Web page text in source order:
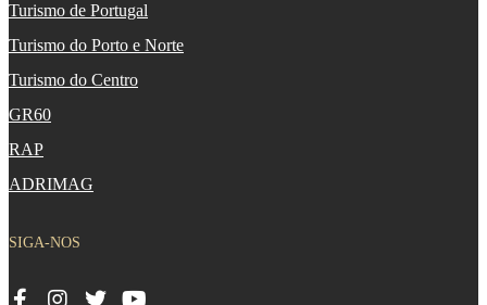
Turismo de Portugal
Turismo do Porto e Norte
Turismo do Centro
GR60
RAP
ADRIMAG
SIGA-NOS